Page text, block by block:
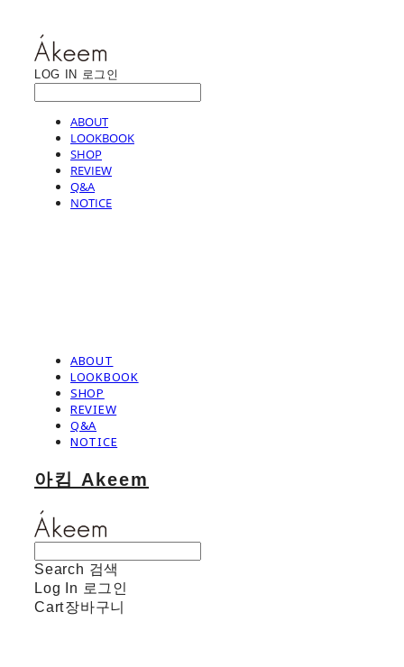
LOG IN 로그인
ABOUT
LOOKBOOK
SHOP
REVIEW
Q&A
NOTICE
ABOUT
LOOKBOOK
SHOP
REVIEW
Q&A
NOTICE
아킴 Akeem
Search 검색
Log In 로그인
Cart장바구니